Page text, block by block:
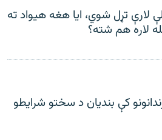
لارې تړل شوي، ایا هغه هیواد ته
لاره هم شته؟
کې بندیان د سختو شرایطو